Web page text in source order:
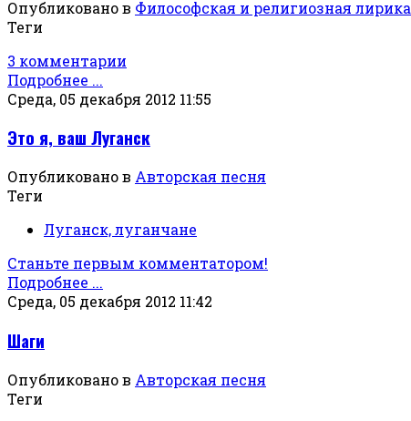
Опубликовано в Философская и религиозная лирика
Теги
3 комментарии
Подробнее ...
Среда, 05 декабря 2012 11:55
Это я, ваш Луганск
Опубликовано в Авторская песня
Теги
Луганск, луганчане
Станьте первым комментатором!
Подробнее ...
Среда, 05 декабря 2012 11:42
Шаги
Опубликовано в Авторская песня
Теги